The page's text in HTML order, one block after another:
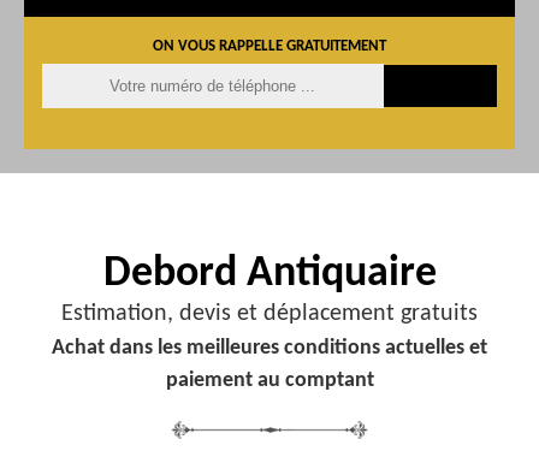
ON VOUS RAPPELLE GRATUITEMENT
Debord Antiquaire
Estimation, devis et déplacement gratuits
Achat dans les meilleures conditions actuelles et
paiement au comptant